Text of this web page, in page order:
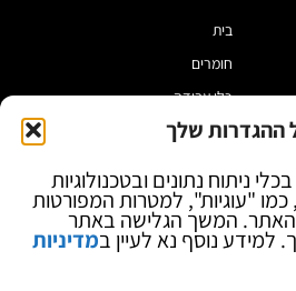
ההגדרות שלך
ניתוח נתונים ובטכנולוגיות
כמו "עוגיות", למטרות המפורטות
האתר. המשך הגלישה באתר
נוסף נא לעיין במדיניות
בית
חומרים
כלי עבודה
מוצרי הלחמה
ספקי כח ומודדים
ציוד אופטי להגדלה